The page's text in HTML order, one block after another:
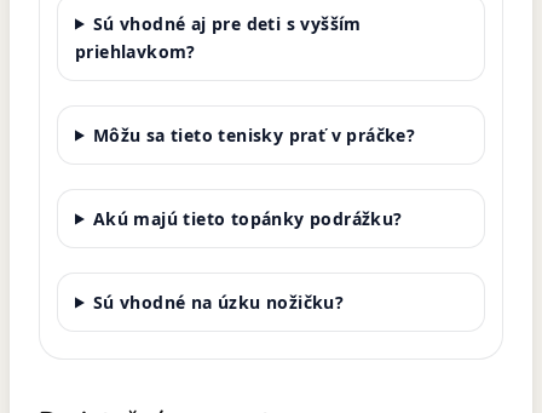
Sú vhodné aj pre deti s vyšším
priehlavkom?
Môžu sa tieto tenisky prať v práčke?
Akú majú tieto topánky podrážku?
Sú vhodné na úzku nožičku?